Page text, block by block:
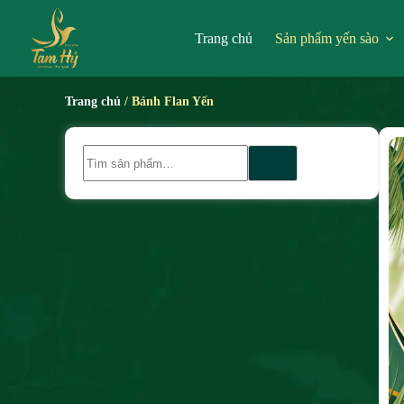
Trang chủ Sản phẩm yến sào
Trang chủ / Bánh Flan Yến